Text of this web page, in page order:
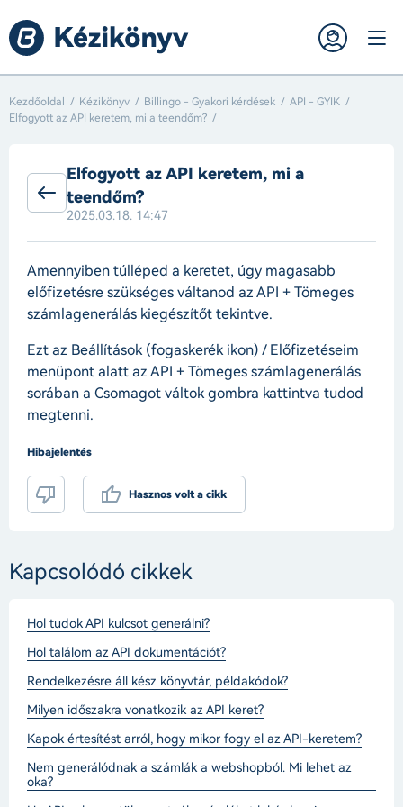
Kezdőoldal Kézikönyv Billingo - Gyakori kérdések
API - GYIK
Elfogyott az API keretem, mi a teendőm?
Elfogyott az API keretem, mi a
teendőm?
2025.03.18. 14:47
Amennyiben túlléped a keretet, úgy magasabb
előfizetésre szükséges váltanod az API + Tömeges
számlagenerálás kiegészítőt tekintve.
Ezt az Beállítások (fogaskerék ikon) / Előfizetéseim
menüpont alatt az API + Tömeges számlagenerálás
sorában a Csomagot váltok gombra kattintva tudod
megtenni.
Hibajelentés
Hasznos volt a cikk
Kapcsolódó cikkek
Hol tudok API kulcsot generálni?
Hol találom az API dokumentációt?
Rendelkezésre áll kész könyvtár, példakódok?
Milyen időszakra vonatkozik az API keret?
Kapok értesítést arról, hogy mikor fogy el az API-keretem?
Nem generálódnak a számlák a webshopból. Mi lehet az
oka?